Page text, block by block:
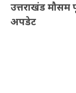
उत्तराखंड मौसम
अपडेट